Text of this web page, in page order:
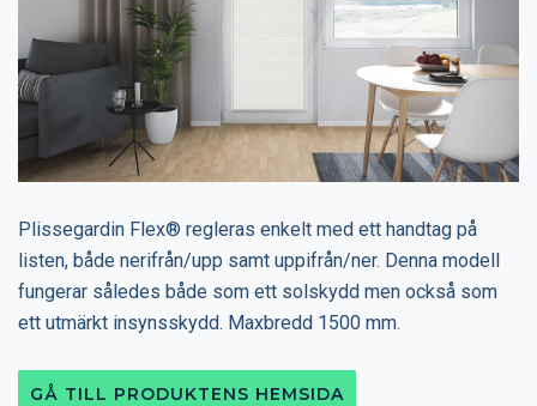
Plissegardin Flex® regleras enkelt med ett handtag på
listen, både nerifrån/upp samt uppifrån/ner. Denna modell
fungerar således både som ett solskydd men också som
ett utmärkt insynsskydd. Maxbredd 1500 mm.
GÅ TILL PRODUKTENS HEMSIDA